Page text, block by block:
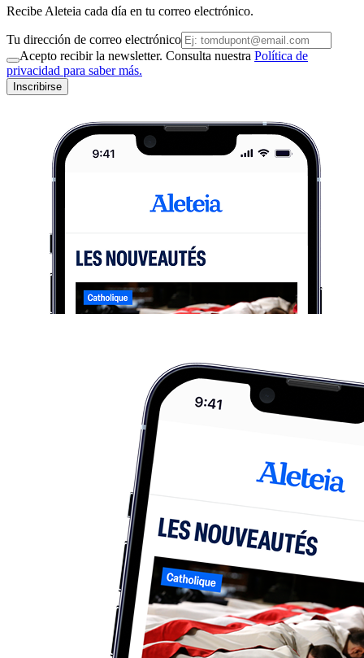
Recibe Aleteia cada día en tu correo electrónico.
Tu dirección de correo electrónico
Acepto recibir la newsletter. Consulta nuestra Política de
privacidad para saber más.
Inscribirse